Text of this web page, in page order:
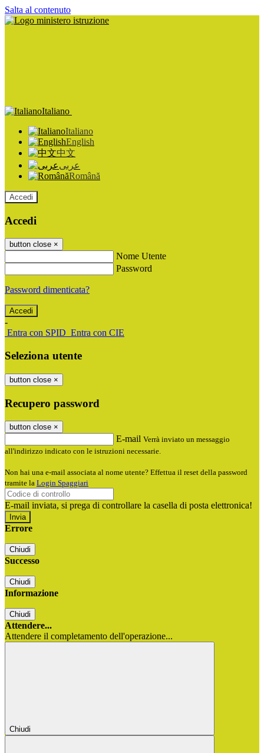
Salta al contenuto
Italiano
Italiano
English
中文
عربى
Română
Accedi
Accedi
button close ×
Nome Utente
Password
Password dimenticata?
-
Entra con SPID Entra con CIE
Seleziona utente
button close ×
Recupero password
button close ×
E-mail Verrà inviato un messaggio
all'indirizzo indicato con le istruzioni necessarie.
Non hai una e-mail associata al nome utente? Effettua il reset della password
tramite la Login Spaggiari
E-mail inviata, si prega di controllare la casella di posta elettronica!
Errore
Chiudi
Successo
Chiudi
Informazione
Chiudi
Attendere...
Attendere il completamento dell'operazione...
Chiudi